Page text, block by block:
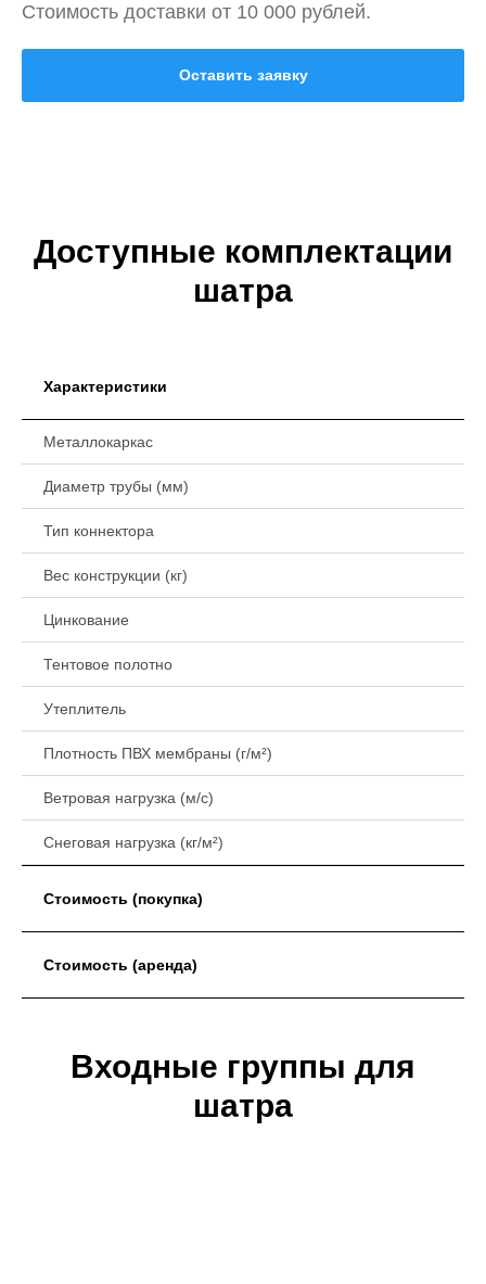
Стоимость доставки от 10 000 рублей.
Оставить заявку
Доступные комплектации
шатра
Характеристики
Металлокаркас
Диаметр трубы (мм)
Тип коннектора
Вес конструкции (кг)
Цинкование
Тентовое полотно
Утеплитель
Плотность ПВХ мембраны (г/м²)
Ветровая нагрузка (м/с)
Снеговая нагрузка (кг/м²)
Стоимость (покупка)
Стоимость (аренда)
Входные группы для
шатра